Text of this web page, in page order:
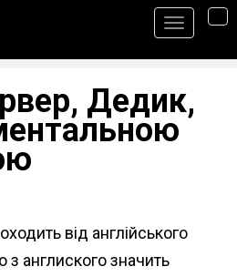
Дедик,
від англійського
англиского значить